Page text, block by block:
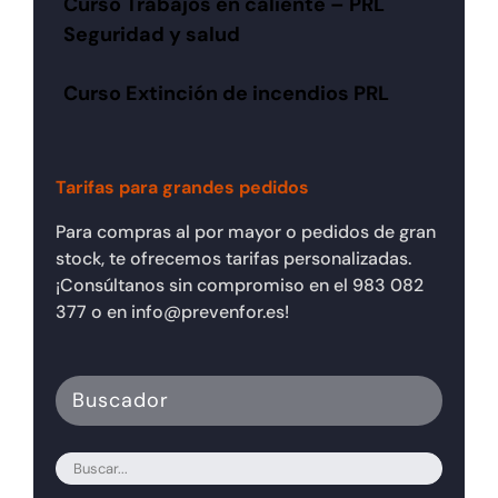
Seguridad y salud
Curso Extinción de incendios PRL
Tarifas para grandes pedidos
Para compras al por mayor o pedidos de gran
stock, te ofrecemos tarifas personalizadas.
¡Consúltanos sin compromiso en el 983 082
377 o en info@prevenfor.es!
Buscador